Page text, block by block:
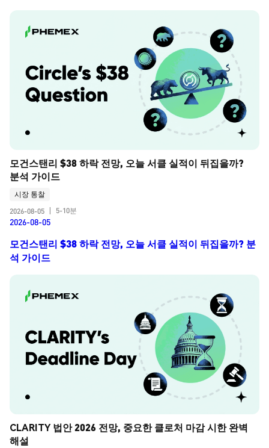
모건스탠리 $38 하락 전망, 오늘 서클 실적이 뒤집을까?
분석 가이드
시장 통찰
2026-08-05
5-10분
2026-08-05
모건스탠리 $38 하락 전망, 오늘 서클 실적이 뒤집을까? 분
석 가이드
CLARITY 법안 2026 전망, 중요한 클로처 마감 시한 완벽
해설